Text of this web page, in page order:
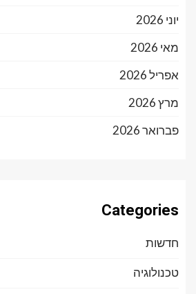
יוני 2026
מאי 2026
אפריל 2026
מרץ 2026
פברואר 2026
Categories
חדשות
טכנולוגיה